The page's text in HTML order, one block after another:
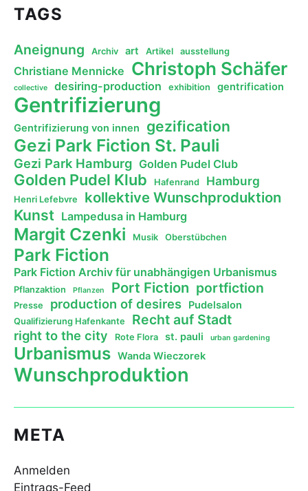
TAGS
Aneignung Archiv art Artikel ausstellung
Christiane Mennicke Christoph Schäfer
collective desiring-production exhibition gentrification
Gentrifizierung
Gentrifizierung von innen gezification
Gezi Park Fiction St. Pauli
Gezi Park Hamburg Golden Pudel Club
Golden Pudel Klub Hafenrand Hamburg
Henri Lefebvre kollektive Wunschproduktion
Kunst Lampedusa in Hamburg
Margit Czenki Musik Oberstübchen
Park Fiction
Park Fiction Archiv für unabhängigen Urbanismus
Pflanzaktion Pflanzen Port Fiction portfiction
Presse production of desires Pudelsalon
Qualifizierung Hafenkante Recht auf Stadt
right to the city Rote Flora st. pauli urban gardening
Urbanismus Wanda Wieczorek
Wunschproduktion
META
Anmelden
Eintrags-Feed